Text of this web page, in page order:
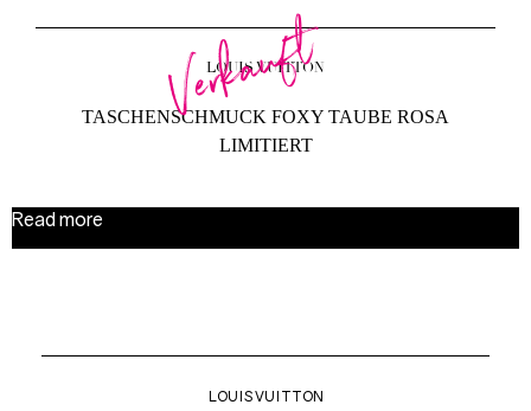
Verkauft
LOUIS VUITTON
TASCHENSCHMUCK FOXY TAUBE ROSA
LIMITIERT
Read more
LOUIS VUITTON